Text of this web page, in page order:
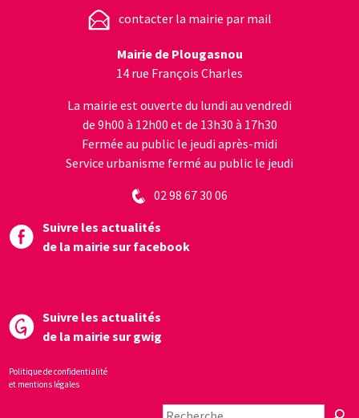
contacter la mairie par mail
Mairie de Plougasnou
14 rue François Charles
La mairie est ouverte du lundi au vendredi
de 9h00 à 12h00 et de 13h30 à 17h30
Fermée au public le jeudi après-midi
Service urbanisme fermé au public le jeudi
02 98 67 30 06
Suivre les actualités
de la mairie sur facebook
Suivre les actualités
de la mairie sur gwig
Politique de confidentialité
et mentions légales